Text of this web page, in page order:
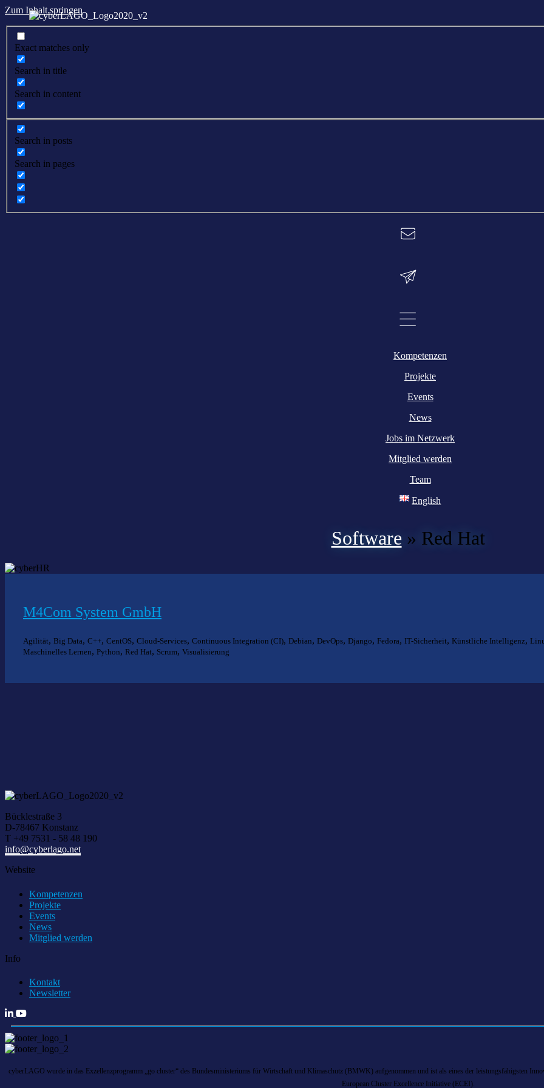
Zum Inhalt springen
Exact matches only
Search in title
Search in content
Search in posts
Search in pages
Kompetenzen
Projekte
Events
News
Jobs im Netzwerk
Mitglied werden
Team
English
Software» Red Hat
M4Com System GmbH
Agilität, Big Data, C++, CentOS, Cloud-Services, Continuous Integration (CI), Debian, DevOps, Django, Fedora, IT-Sicherheit, Künstliche Intelligenz,
Maschinelles Lernen, Python, Red Hat, Scrum, Visualisierung
Bücklestraße 3
D-78467 Konstanz
T +49 7531 - 58 48 190
info@cyberlago.net
Website
Kompetenzen
Projekte
Events
News
Mitglied werden
Info
Kontakt
Newsletter
cyberLAGO wurde in das Exzellenzprogramm „go cluster“ des Bundesministeriums für Wirtschaft und Klimaschutz (BMWK) aufgenommen und ist als eines der leistungsfähigsten
European Cluster Excellence Initiative (ECEI).